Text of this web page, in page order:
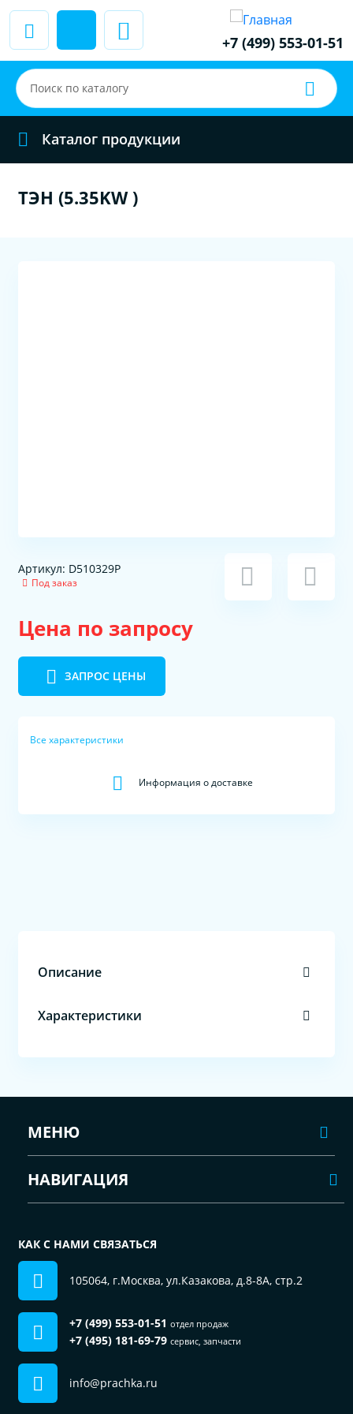
+7 (499) 553-01-51
Каталог продукции
ТЭН (5.35KW )
Артикул: D510329P
Под заказ
Цена по запросу
ЗАПРОС ЦЕНЫ
Все характеристики
Информация о доставке
Описание
Характеристики
МЕНЮ
НАВИГАЦИЯ
КАК С НАМИ СВЯЗАТЬСЯ
105064, г.Москва, ул.Казакова, д.8-8А, стр.2
+7 (499) 553-01-51 отдел продаж
+7 (495) 181-69-79 сервис, запчасти
info@prachka.ru